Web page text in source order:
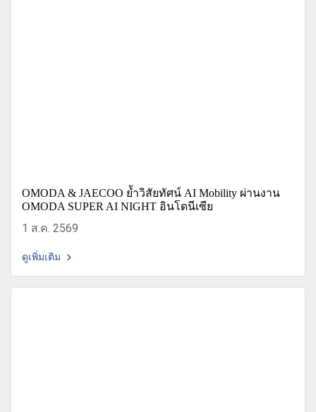
OMODA & JAECOO ย้ำวิสัยทัศน์ AI Mobility ผ่านงาน
OMODA SUPER AI NIGHT อินโดนีเซีย
1 ส.ค. 2569
ดูเพิ่มเติม